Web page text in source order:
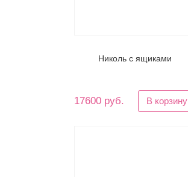
Николь с ящиками
17600 руб. В корзину